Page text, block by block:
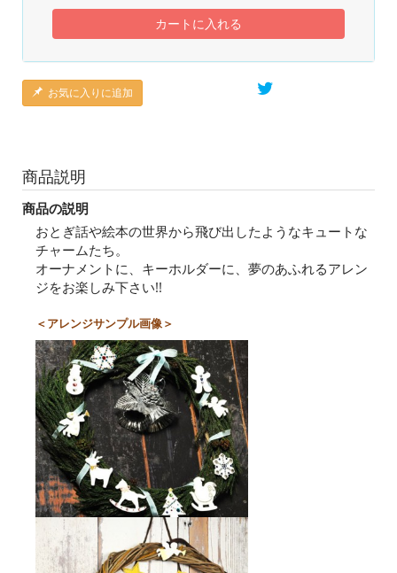
カートに入れる
お気に入りに追加
商品説明
商品の説明
おとぎ話や絵本の世界から飛び出したようなキュートな
チャームたち。
オーナメントに、キーホルダーに、夢のあふれるアレン
ジをお楽しみ下さい!!
＜アレンジサンプル画像＞